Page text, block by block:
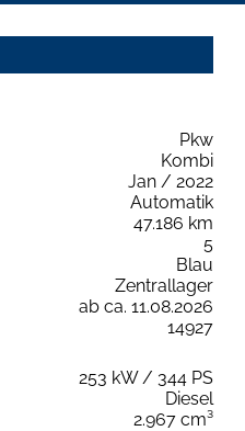
Pkw
Kombi
Jan / 2022
Automatik
47.186 km
5
Blau
Zentrallager
ab ca. 11.08.2026
14927
253 kW / 344 PS
Diesel
2.967 cm³